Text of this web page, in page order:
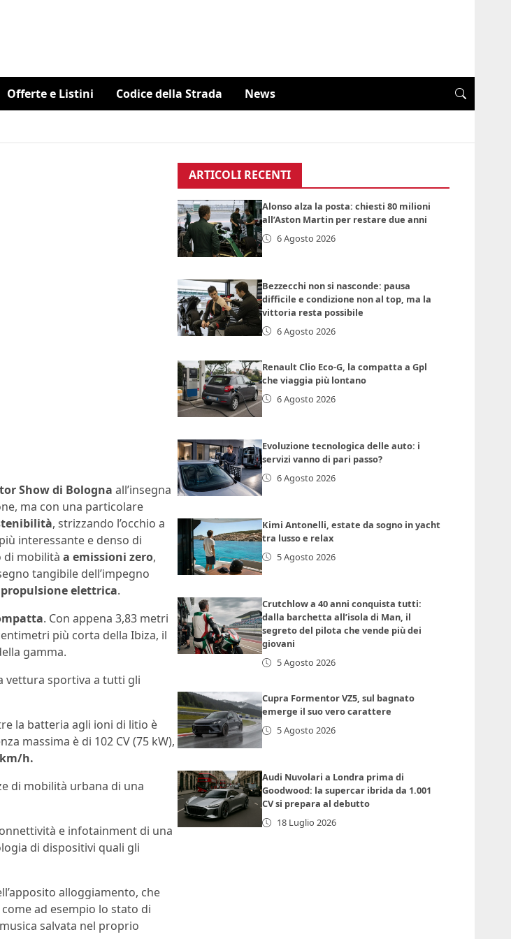
Offerte e Listini Codice della Strada News
Show di Bologna all’insegna
ma con una particolare
, strizzando l’occhio a
interessante e denso di
di mobilità a emissioni zero,
tangibile dell’impegno
elettrica.
. Con appena 3,83 metri
più corta della Ibiza, il
gamma.
vettura sportiva a tutti gli
la batteria agli ioni di litio è
massima è di 102 CV (75 kW),
h.
di mobilità urbana di una
e infotainment di una
di dispositivi quali gli
alloggiamento, che
ad esempio lo stato di
salvata nel proprio
ARTICOLI RECENTI
Alonso alza la posta: chiesti 80 milioni
all’Aston Martin per restare due anni
6 Agosto 2026
Bezzecchi non si nasconde: pausa
difficile e condizione non al top, ma la
vittoria resta possibile
6 Agosto 2026
Renault Clio Eco-G, la compatta a Gpl
che viaggia più lontano
6 Agosto 2026
Evoluzione tecnologica delle auto: i
servizi vanno di pari passo?
6 Agosto 2026
Kimi Antonelli, estate da sogno in yacht
tra lusso e relax
5 Agosto 2026
Crutchlow a 40 anni conquista tutti:
dalla barchetta all’isola di Man, il
segreto del pilota che vende più dei
giovani
5 Agosto 2026
Cupra Formentor VZ5, sul bagnato
emerge il suo vero carattere
5 Agosto 2026
Audi Nuvolari a Londra prima di
Goodwood: la supercar ibrida da 1.001
CV si prepara al debutto
18 Luglio 2026